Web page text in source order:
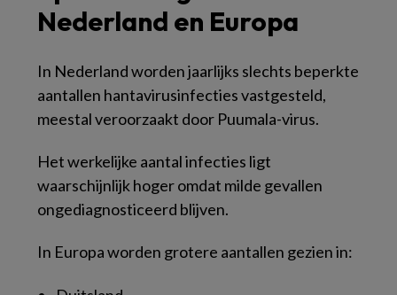
Nederland en Europa
In Nederland worden jaarlijks slechts beperkte
aantallen hantavirusinfecties vastgesteld,
meestal veroorzaakt door Puumala-virus.
Het werkelijke aantal infecties ligt
waarschijnlijk hoger omdat milde gevallen
ongediagnosticeerd blijven.
In Europa worden grotere aantallen gezien in: